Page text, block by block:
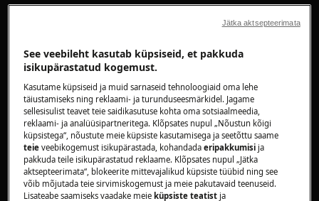
Ülemäärane pesuaine kasutamine võib
põhjustada liigset vahutamist.
Lülitage seade välja ja laske sel paar tundi seista,
kuni vaht kaob ja seejärel taaskäivitage seade.
2. Puhastage pesuainesahtel
Kui pesuainesahtel või sahtli kohal olev
See veebileht kasutab küpsiseid, et pakkuda
isikupärastatud kogemust.
Kasutame küpsiseid ja muid sarnaseid tehnoloogiaid oma lehe
täiustamiseks ning reklaami- ja turunduseesmärkidel. Jagame
sellesisulist teavet teie saidikasutuse kohta oma sotsiaalmeedia,
reklaami- ja analüüsipartneritega. Klõpsates nupul „Nõustun kõigi
küpsistega“, nõustute meie küpsiste kasutamisega ja seetõttu saame
teie veebikogemust isikupärastada, kohandadaeripakkumisi ja
pakkuda teile isikupärastatud reklaame. Klõpsates nupul „Jätka
aktsepteerimata“, blokeerite mittevajalikud küpsiste tüübid ning see
võib mõjutada teie sirvimiskogemust ja meie pakutavaid teenuseid.
Lisateabe saamiseks vaadake meie küpsiste teatist ja
Jätka aktsepteerimata